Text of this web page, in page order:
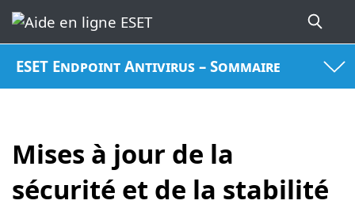
ESET Endpoint Antivirus – Sommaire
Mises à jour de la
sécurité et de la stabilité